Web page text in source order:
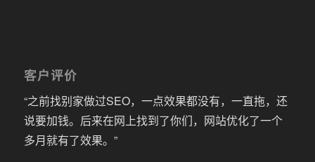
客户评价
“之前找别家做过SEO，一点效果都没有，一直拖，还
说要加钱。后来在网上找到了你们，网站优化了一个
多月就有了效果。”